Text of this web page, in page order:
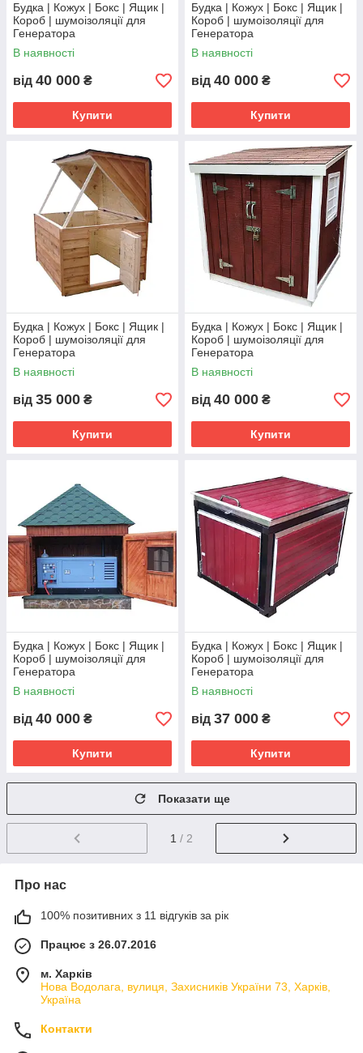
Будка | Кожух | Бокс | Ящик |
Короб | шумоізоляції для
Генератора
В наявності
від 40 000 ₴
Купити
Будка | Кожух | Бокс | Ящик |
Короб | шумоізоляції для
Генератора
В наявності
від 40 000 ₴
Купити
Будка | Кожух | Бокс | Ящик |
Короб | шумоізоляції для
Генератора
В наявності
від 35 000 ₴
Купити
Будка | Кожух | Бокс | Ящик |
Короб | шумоізоляції для
Генератора
В наявності
від 40 000 ₴
Купити
Будка | Кожух | Бокс | Ящик |
Короб | шумоізоляції для
Генератора
В наявності
від 40 000 ₴
Купити
Будка | Кожух | Бокс | Ящик |
Короб | шумоізоляції для
Генератора
В наявності
від 37 000 ₴
Купити
Показати ще
1 / 2
Про нас
100% позитивних з 11 відгуків за рік
Працює з 26.07.2016
м. Харків
Нова Водолага, вулиця, Захисників України 73, Харків,
Україна
Контакти